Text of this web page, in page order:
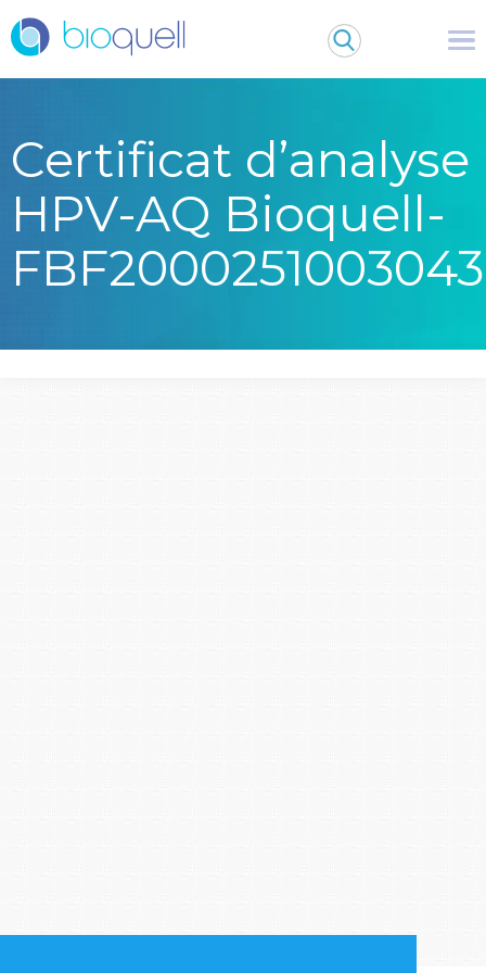
Certificat d’analyse
HPV-AQ Bioquell-
FBF2000251003043